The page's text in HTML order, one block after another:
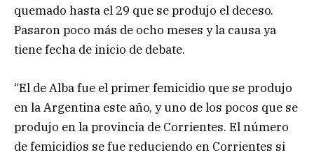
quemado hasta el 29 que se produjo el deceso.
Pasaron poco más de ocho meses y la causa ya
tiene fecha de inicio de debate.
“El de Alba fue el primer femicidio que se produjo
en la Argentina este año, y uno de los pocos que se
produjo en la provincia de Corrientes. El número
de femicidios se fue reduciendo en Corrientes si